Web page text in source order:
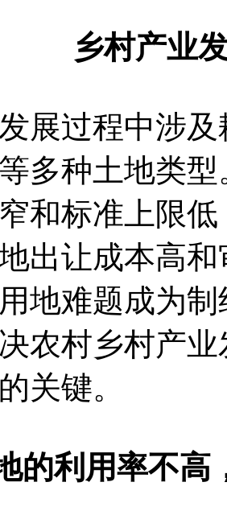
乡村产业
展过程中涉
多种土地类
和标准上限
出让成本高
地难题成为
农村乡村产
关键。
的利用率不